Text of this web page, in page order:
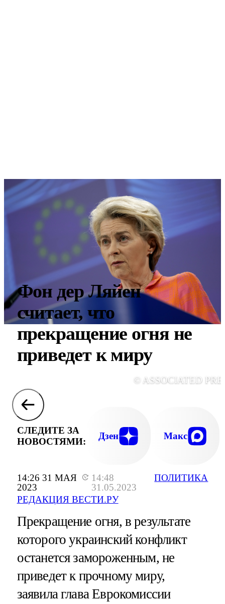
14:26 31 МАЯ
2023
14:48
31.05.2023
РЕДАКЦИЯ ВЕСТИ.РУ
ПОЛИТИКА
Фон дер Ляйен
считает, что
прекращение огня не
приведет к миру
© ASSOCIATED
СЛЕДИТЕ ЗА
НОВОСТЯМИ:
Дзен Макс
Прекращение огня, в результате
которого украинский конфликт
останется замороженным, не
приведет к прочному миру,
заявила глава Еврокомиссии